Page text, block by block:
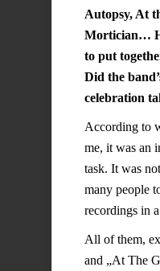
Autopsy, At
Mortician…
to put
Did the
celebration
According to
me, it was an
task. It was
many people
recordings in
All of them,
and „At The